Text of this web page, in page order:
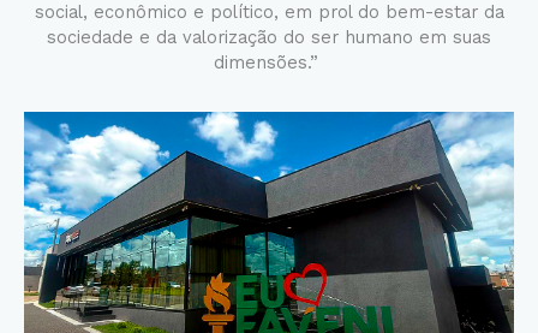
social, econômico e político, em prol do bem-estar da
sociedade e da valorização do ser humano em suas
dimensões.”